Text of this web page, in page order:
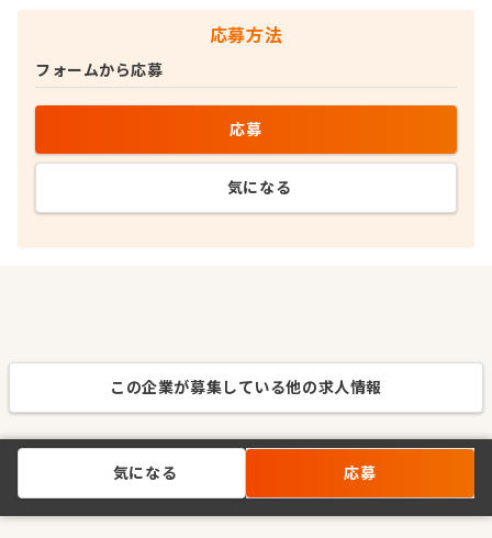
応募方法
フォームから応募
応募
気になる
この企業が募集している他の求人情報
気になる 応募